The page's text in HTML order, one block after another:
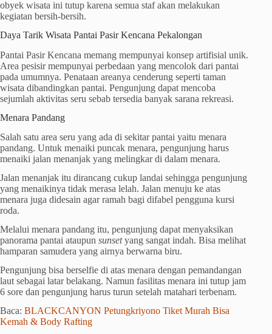
obyek wisata ini tutup karena semua staf akan melakukan
kegiatan bersih-bersih.
Daya Tarik Wisata Pantai Pasir Kencana Pekalongan
Pantai Pasir Kencana memang mempunyai konsep artifisial unik.
Area pesisir mempunyai perbedaan yang mencolok dari pantai
pada umumnya. Penataan areanya cenderung seperti taman
wisata dibandingkan pantai. Pengunjung dapat mencoba
sejumlah aktivitas seru sebab tersedia banyak sarana rekreasi.
Menara Pandang
Salah satu area seru yang ada di sekitar pantai yaitu menara
pandang. Untuk menaiki puncak menara, pengunjung harus
menaiki jalan menanjak yang melingkar di dalam menara.
Jalan menanjak itu dirancang cukup landai sehingga pengunjung
yang menaikinya tidak merasa lelah. Jalan menuju ke atas
menara juga didesain agar ramah bagi difabel pengguna kursi
roda.
Melalui menara pandang itu, pengunjung dapat menyaksikan
panorama pantai ataupun sunsetyang sangat indah. Bisa melihat
hamparan samudera yang airnya berwarna biru.
Pengunjung bisa berselfie di atas menara dengan pemandangan
laut sebagai latar belakang. Namun fasilitas menara ini tutup jam
6 sore dan pengunjung harus turun setelah matahari terbenam.
Baca: BLACKCANYON Petungkriyono Tiket Murah Bisa
Kemah & Body Rafting